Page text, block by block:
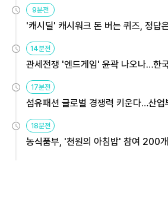
9분전
'캐시딜' 캐시워크 돈 버는 퀴즈, 정답
14분전
관세전쟁 '엔드게임' 윤곽 나오나…한
용해야
17분전
섬유패션 글로벌 경쟁력 키운다…산
원
18분전
농식품부, '천원의 아침밥' 참여 200